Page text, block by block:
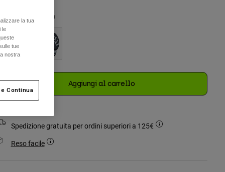
Nero/Rosa
Aggiungi al carrello
Spedizione gratuita per ordini superiori a 125€
Reso facile
la tua
le
tue
nostra
Continua